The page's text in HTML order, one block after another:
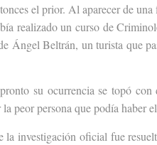
el prior. Al aparecer de
realizado un curso de
Ángel Beltrán, un turista que
su ocurrencia se topó
peor persona que podía haber
investigación oficial fue